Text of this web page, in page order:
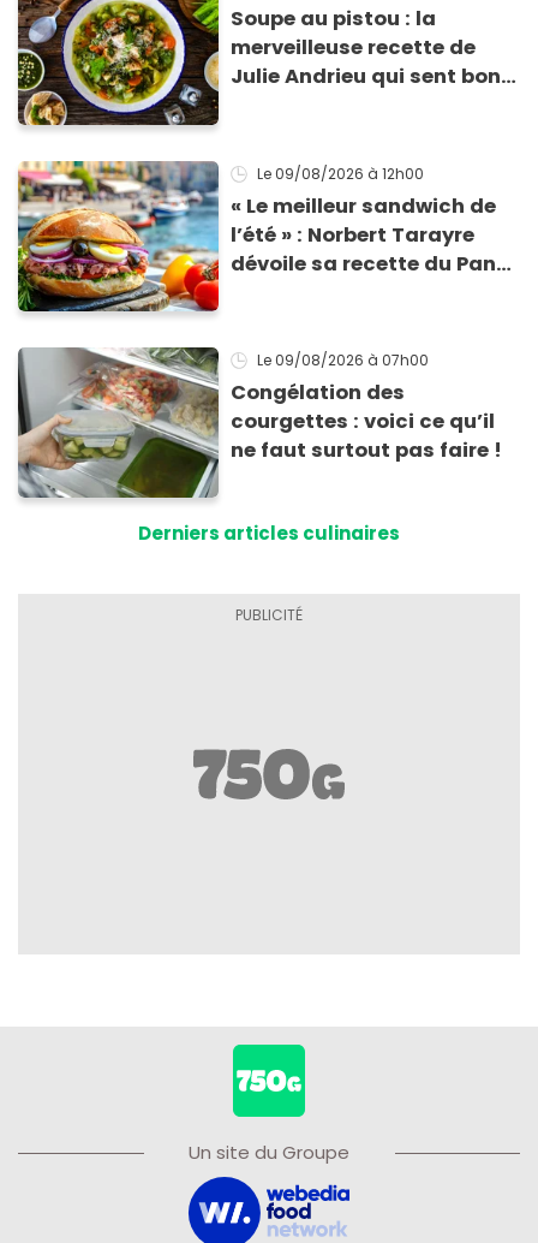
Soupe au pistou : la
merveilleuse recette de
Julie Andrieu qui sent bon
Le 09/08/2026 à 12h00
« Le meilleur sandwich de
l’été » : Norbert Tarayre
dévoile sa recette du Pan
Le 09/08/2026 à 07h00
Congélation des
courgettes : voici ce qu’il
ne faut surtout pas faire !
Derniers articles culinaires
Un site du Groupe